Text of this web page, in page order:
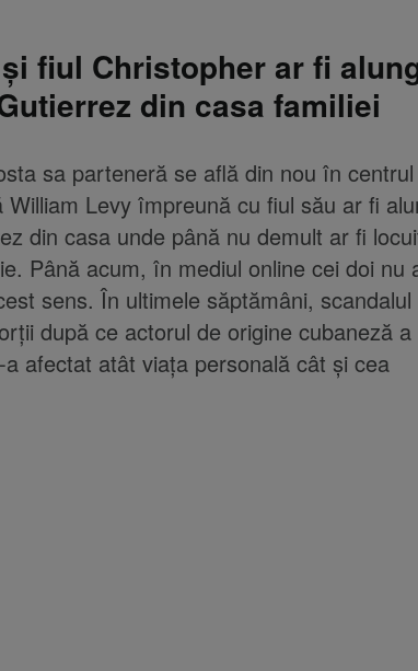
fiul Christopher ar fi
din casa familiei
sa parteneră se află din nou în
William Levy împreună cu fiul său ar fi
din casa unde până nu demult ar fi
Până acum, în mediul online cei doi nu
sens. În ultimele săptămâni, scandalul
după ce actorul de origine cubaneză
afectat atât viața personală cât și cea